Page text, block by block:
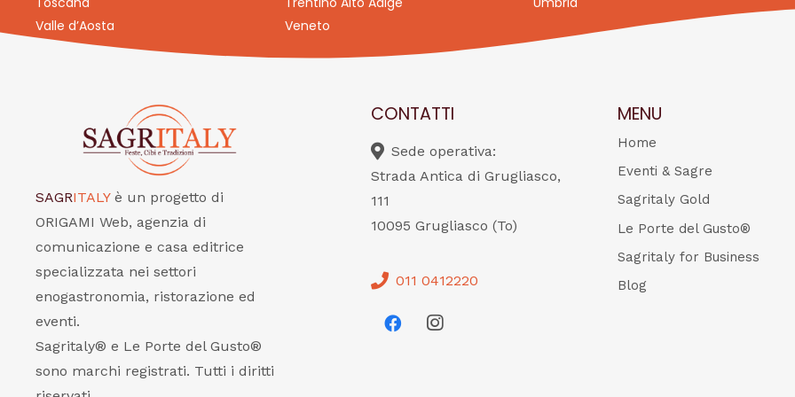
Valle d’Aosta
Veneto
SAGRITALY è un progetto di
ORIGAMI Web, agenzia di
comunicazione e casa editrice
specializzata nei settori
enogastronomia, ristorazione ed
eventi.
Sagritaly® e Le Porte del Gusto®
sono marchi registrati. Tutti i diritti
CONTATTI
Sede operativa:
Strada Antica di Grugliasco,
111
10095 Grugliasco (To)
011 0412220
MENU
Home
Eventi & Sagre
Sagritaly Gold
Le Porte del Gusto®
Sagritaly for Business
Blog